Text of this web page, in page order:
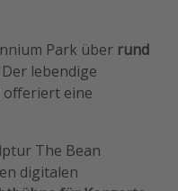
Park über rund
lebendige
offeriert eine
The Bean
digitalen